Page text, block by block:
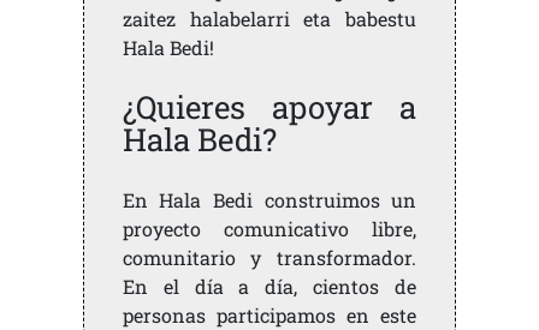
zaitez halabelarri eta babestu
Hala Bedi!
¿Quieres apoyar a
Hala Bedi?
En Hala Bedi construimos un
proyecto comunicativo libre,
comunitario y transformador.
En el día a día, cientos de
personas participamos en este